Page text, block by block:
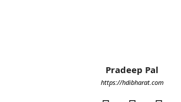
Pradeep Pal
https://hdibharat.com